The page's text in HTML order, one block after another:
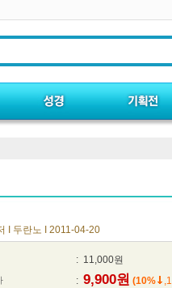
I 두란노 I 2011-04-20
: 11,000원
: 9,900원 (10%